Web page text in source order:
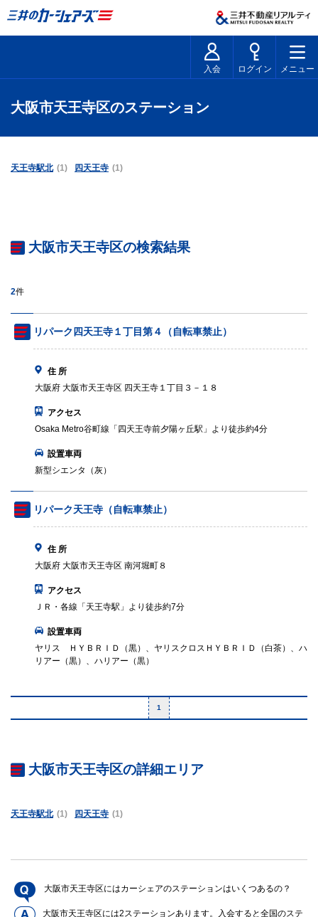
入会 ログイン メニュー
大阪市天王寺区のステーション
天王寺駅北 (1) 四天王寺 (1)
大阪市天王寺区の検索結果
2件
リパーク四天王寺１丁目第４（自転車禁止）
住 所
大阪府 大阪市天王寺区 四天王寺１丁目３－１８
アクセス
Osaka Metro谷町線「四天王寺前夕陽ヶ丘駅」より徒歩約4分
設置車両
新型シエンタ（灰）
リパーク天王寺（自転車禁止）
住 所
大阪府 大阪市天王寺区 南河堀町８
アクセス
ＪＲ・各線「天王寺駅」より徒歩約7分
設置車両
ヤリス ＨＹＢＲＩＤ（黒）、ヤリスクロスＨＹＢＲＩＤ（白茶）、ハ
リアー（黒）、ハリアー（黒）
1
大阪市天王寺区の詳細エリア
天王寺駅北 (1) 四天王寺 (1)
大阪市天王寺区にはカーシェアのステーションはいくつあるの？
大阪市天王寺区には2ステーションあります。入会すると全国のステ